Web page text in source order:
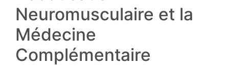
Neuromusculaire et la
Médecine
Complémentaire